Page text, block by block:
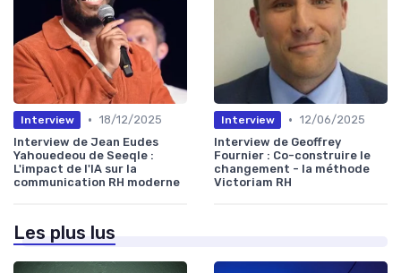
Interview • 18/12/2025
Interview de Jean Eudes
Yahouedeou de Seeqle :
L'impact de l'IA sur la
communication RH moderne
Interview • 12/06/2025
Interview de Geoffrey
Fournier : Co-construire le
changement - la méthode
Victoriam RH
Les plus lus